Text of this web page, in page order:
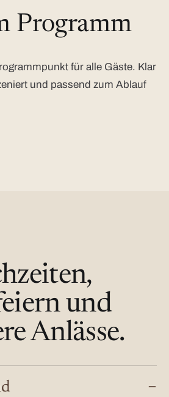
Programm
für alle Gäste. Klar
und passend zum Ablauf
und
Anlässe.